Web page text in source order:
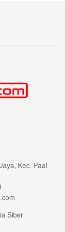
Kec. Paal
Siber